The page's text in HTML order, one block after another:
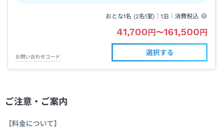
おとな1名 (2名1室)｜1泊 ｜消費税込
41,700 円 〜161,500 円
お問い合わせコード
選択する
ご注意・ご案内
【料金について】